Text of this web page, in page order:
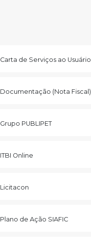
Carta de Serviços ao Usuário
Documentação (Nota Fiscal)
Grupo PUBLIPET
ITBI Online
Licitacon
Plano de Ação SIAFIC